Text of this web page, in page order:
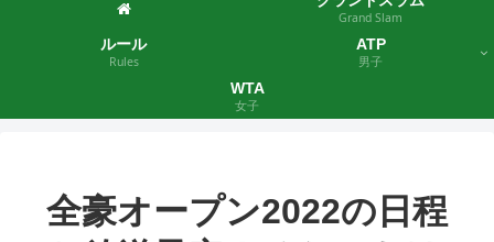
Grand Slam
ルール
Rules
ATP
男子
WTA
女子
全豪オープン2022の日程